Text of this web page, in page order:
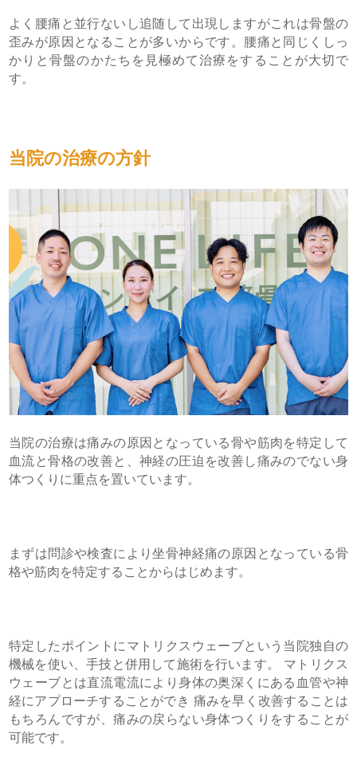
よく腰痛と並行ないし追随して出現しますがこれは骨盤の
歪みが原因となることが多いからです。腰痛と同じくしっ
かりと骨盤のかたちを見極めて治療をすることが大切で
す。
当院の治療の方針
当院の治療は痛みの原因となっている骨や筋肉を特定して
血流と骨格の改善と、神経の圧迫を改善し痛みのでない身
体つくりに重点を置いています。
まずは問診や検査により坐骨神経痛の原因となっている骨
格や筋肉を特定することからはじめます。
特定したポイントにマトリクスウェーブという当院独自の
機械を使い、手技と併用して施術を行います。 マトリクス
ウェーブとは直流電流により身体の奥深くにある血管や神
経にアプローチすることができ 痛みを早く改善することは
もちろんですが、痛みの戻らない身体つくりをすることが
可能です。